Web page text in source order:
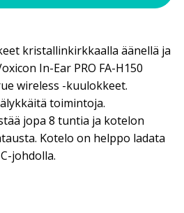
kristallinkirkkaalla äänellä ja
In-Ear PRO FA-H150
wireless -kuulokkeet.
toimintoja.
jopa 8 tuntia ja kotelon
Kotelo on helppo ladata
johdolla.